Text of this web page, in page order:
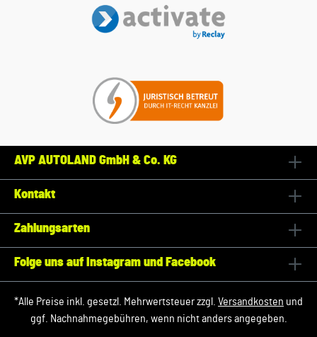
AVP AUTOLAND GmbH & Co. KG
Kontakt
Zahlungsarten
Folge uns auf Instagram und Facebook
*Alle Preise inkl. gesetzl. Mehrwertsteuer zzgl. Versandkosten und
ggf. Nachnahmegebühren, wenn nicht anders angegeben.